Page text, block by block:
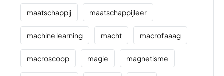
maatschappij maatschappijleer
machine learning macht macrofaaag
macroscoop magie magnetisme